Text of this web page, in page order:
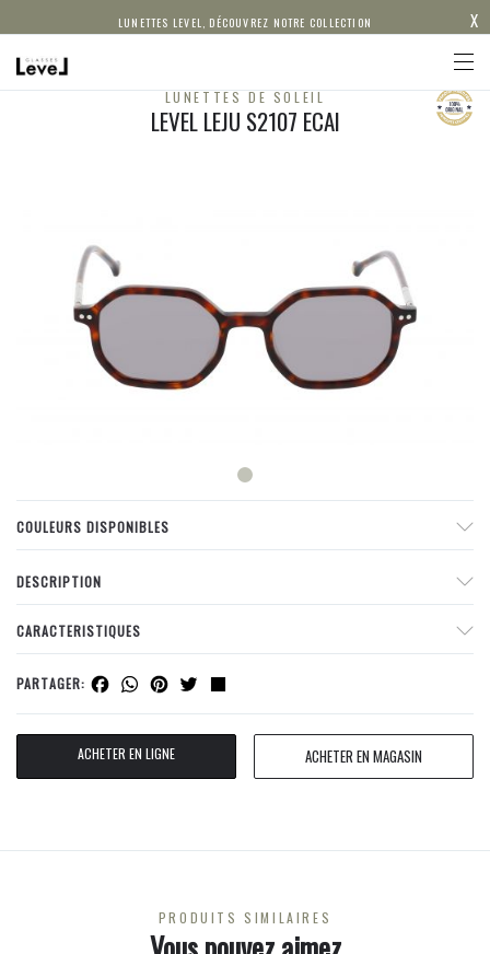
LUNETTES LEVEL, DÉCOUVREZ NOTRE COLLECTION X
LUNETTES DE SOLEIL
LEVEL LEJU S2107 ECAI
COULEURS DISPONIBLES
DESCRIPTION
CARACTERISTIQUES
PARTAGER: Facebook
WhatsApp
Pinterest
Twitter
ACHETER EN LIGNE ACHETER EN MAGASIN
PRODUITS SIMILAIRES